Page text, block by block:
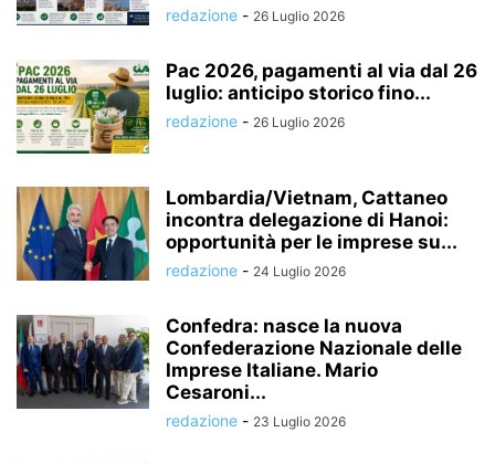
redazione - 26 Luglio 2026
Pac 2026, pagamenti al via dal 26
luglio: anticipo storico fino...
redazione - 26 Luglio 2026
Lombardia/Vietnam, Cattaneo
incontra delegazione di Hanoi:
opportunità per le imprese su...
redazione - 24 Luglio 2026
Confedra: nasce la nuova
Confederazione Nazionale delle
Imprese Italiane. Mario
Cesaroni...
redazione - 23 Luglio 2026